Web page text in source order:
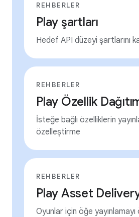
REHBERLER
Play şartları
Hedef API düzeyi şartlarını
REHBERLER
Play Özellik
İsteğe bağlı özelliklerin
özelleştirme
REHBERLER
Play Asset
Oyunlar için öğe